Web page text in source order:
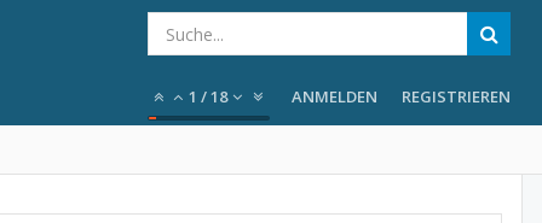
1 /18 ANMELDEN REGISTRIEREN